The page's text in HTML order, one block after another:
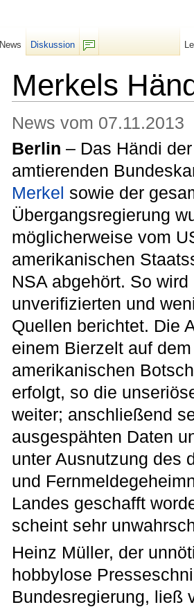
Merkels
News vom 07.11.2013
Berlin – Das Händi
amtierenden
Merkel sowie der
Übergangsregierung
möglicherweise vom
amerikanischen
NSA abgehört. So
unverifizierten und
Quellen berichtet. Die
einem Bierzelt auf
amerikanischen
erfolgt, so die
weiter; anschließend
ausgespähten Daten
unter Ausnutzung des
und
Landes geschafft
scheint sehr
Heinz Müller, der
hobbylose
Bundesregierung, ließ
News
Diskussion